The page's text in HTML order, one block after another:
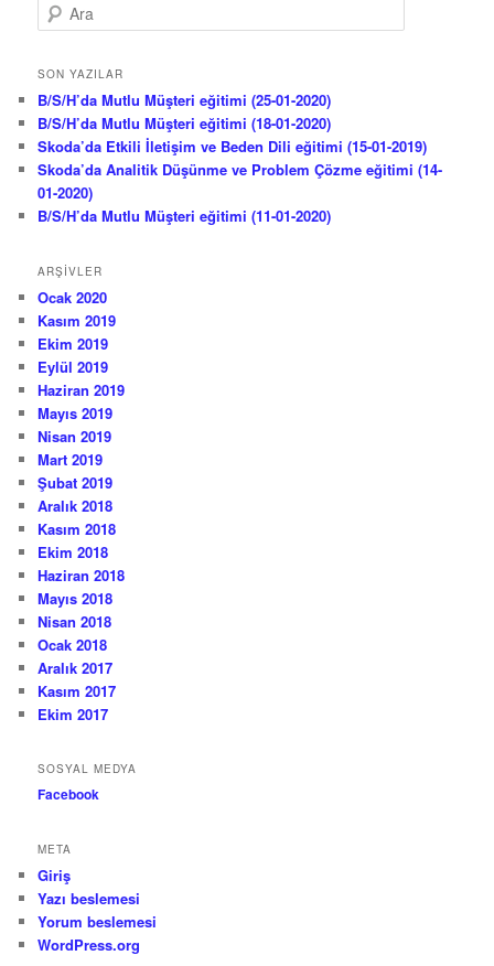
r
SON YAZILAR
B/S/H’da Mutlu Müşteri eğitimi (25-01-2020)
B/S/H’da Mutlu Müşteri eğitimi (18-01-2020)
Skoda’da Etkili İletişim ve Beden Dili eğitimi (15-01-2019)
Skoda’da Analitik Düşünme ve Problem Çözme eğitimi (14-
01-2020)
B/S/H’da Mutlu Müşteri eğitimi (11-01-2020)
ARŞIVLER
Ocak 2020
Kasım 2019
Ekim 2019
Eylül 2019
Haziran 2019
Mayıs 2019
Nisan 2019
Mart 2019
Şubat 2019
Aralık 2018
Kasım 2018
Ekim 2018
Haziran 2018
Mayıs 2018
Nisan 2018
Ocak 2018
Aralık 2017
Kasım 2017
Ekim 2017
SOSYAL MEDYA
Facebook
META
Giriş
Yazı beslemesi
Yorum beslemesi
WordPress.org